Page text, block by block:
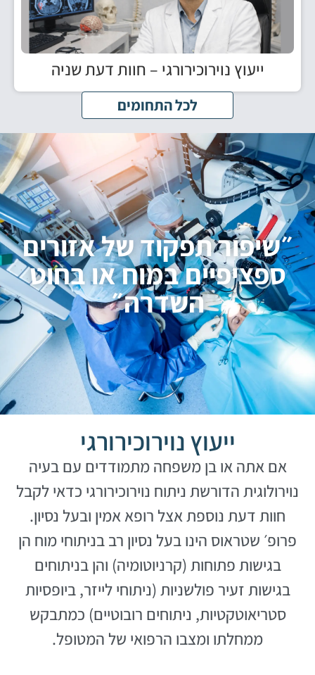
ייעוץ נוירוכירורגי – חוות דעת שניה
לכל התחומים
״שיפור תפקוד של אזורים
ספציפיים במוח או בחוט
השדרה״
ייעוץ נוירוכירורגי
אם אתה או בן משפחה מתמודדים עם בעיה
נוירולוגית הדורשת ניתוח נוירוכירורגי כדאי לקבל
חוות דעת נוספת אצל רופא אמין ובעל נסיון.
פרופ׳ שטראוס הינו בעל נסיון רב בניתוחי מוח הן
בגישות פתוחות (קרניוטומיה) והן בניתוחים
בגישות זעיר פולשניות (ניתוחי לייזר, ביופסיות
סטריאוטקטיות, ניתוחים רובוטיים) כמתבקש
ממחלתו ומצבו הרפואי של המטופל.